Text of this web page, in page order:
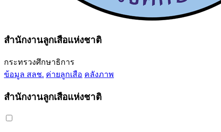
สำนักงานลูกเสือแห่งชาติ
กระทรวงศึกษาธิการ
ข้อมูล สลช. ค่ายลูกเสือ คลังภาพ
สำนักงานลูกเสือแห่งชาติ